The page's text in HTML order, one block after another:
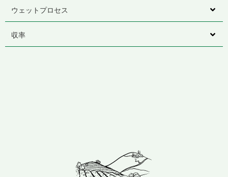
ウェットプロセス
収率